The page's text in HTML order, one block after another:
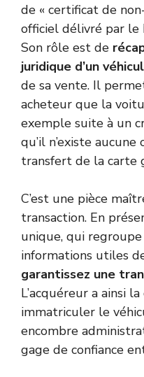
de « certificat de
officiel délivré par le
Son rôle est de
juridique d’un
de sa vente. Il
acheteur que la
exemple suite à un
qu’il n’existe
transfert de la carte
C’est une pièce
transaction. En
unique, qui
informations utiles
garantissez une
L’acquéreur a ainsi
immatriculer le
encombre
gage de confiance